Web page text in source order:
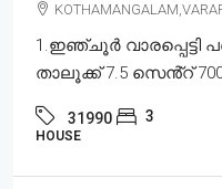
1.ഇഞ്ചൂർ
താലൂക്ക് 7.5 സെൻ്റ് 700
31990 3
HOUSE